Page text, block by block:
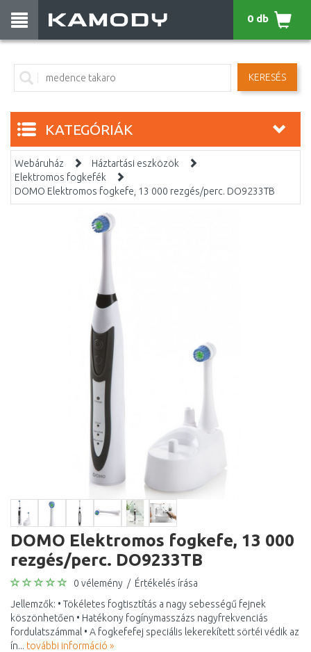
KERESÉS
0 db
KATEGÓRIÁK
Webáruház
Háztartási eszközök
Elektromos fogkefék
DOMO Elektromos fogkefe, 13 000 rezgés/perc. DO9233TB
DOMO Elektromos fogkefe, 13 000
rezgés/perc. DO9233TB
0 vélemény / Értékelés írása
Jellemzők: • Tökéletes fogtisztítás a nagy sebességű fejnek
köszönhetően • Hatékony fogínymasszázs nagyfrekvenciás
fordulatszámmal • A fogkefefej speciális lekerekített sörtéi védik az
ín... további információ »